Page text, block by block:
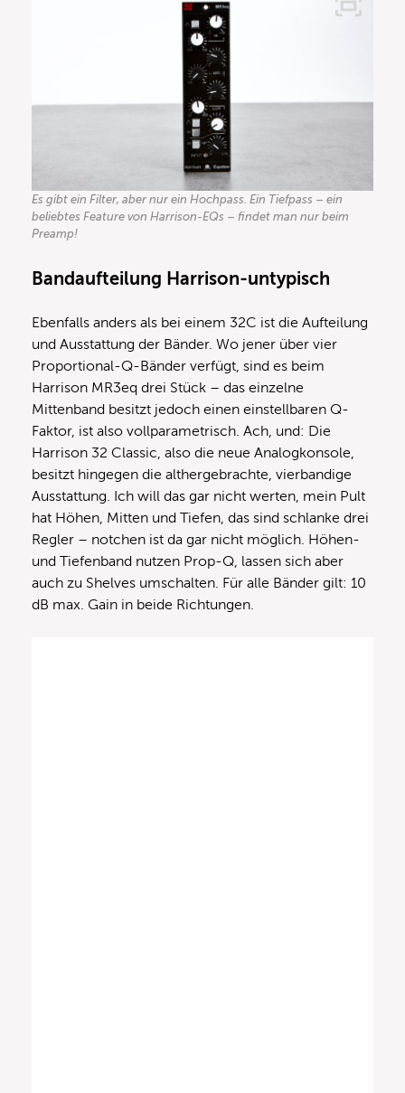
Es gibt ein Filter, aber nur ein Hochpass. Ein Tiefpass – ein
beliebtes Feature von Harrison-EQs – findet man nur beim
Preamp!
Bandaufteilung Harrison-untypisch
Ebenfalls anders als bei einem 32C ist die Aufteilung
und Ausstattung der Bänder. Wo jener über vier
Proportional-Q-Bänder verfügt, sind es beim
Harrison MR3eq drei Stück – das einzelne
Mittenband besitzt jedoch einen einstellbaren Q-
Faktor, ist also vollparametrisch. Ach, und: Die
Harrison 32 Classic, also die neue Analogkonsole,
besitzt hingegen die althergebrachte, vierbandige
Ausstattung. Ich will das gar nicht werten, mein Pult
hat Höhen, Mitten und Tiefen, das sind schlanke drei
Regler – notchen ist da gar nicht möglich. Höhen-
und Tiefenband nutzen Prop-Q, lassen sich aber
auch zu Shelves umschalten. Für alle Bänder gilt: 10
dB max. Gain in beide Richtungen.